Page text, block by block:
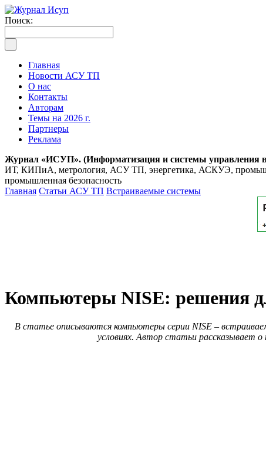
Поиск:
Главная
Новости АСУ ТП
О нас
Контакты
Авторам
Темы на 2026 г.
Партнеры
Реклама
Журнал «ИСУП». (Информатизация и системы управления
ИТ, КИПиА, метрология, АСУ ТП, энергетика, АСКУЭ,
промышленная безопасность
Главная Статьи АСУ ТП Встраиваемые системы
Компьютеры NISE: решения
В статье описываются компьютеры серии NISE –
условиях. Автор статьи рассказывает